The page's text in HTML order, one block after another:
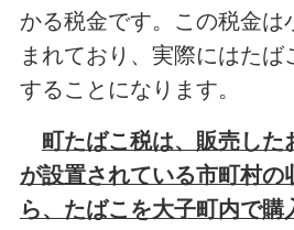
かる税金です。この税金は
まれており、実際にはたば
することになります。
町たばこ税は、販売した
が設置されている市町村の
ら、たばこを大子町内で購